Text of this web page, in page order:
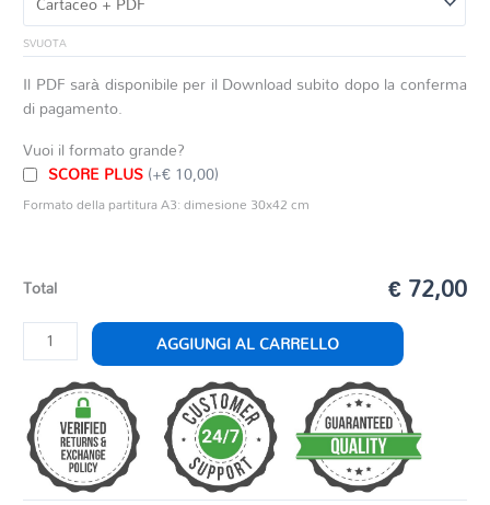
SVUOTA
Il PDF sarà disponibile per il Download subito dopo la conferma
di pagamento.
Vuoi il formato grande?
SCORE PLUS(+€ 10,00)
Formato della partitura A3: dimesione 30x42 cm
Total € 72,00
I
MASNADIERI
Preludio
quantità
AGGIUNGI AL CARRELLO